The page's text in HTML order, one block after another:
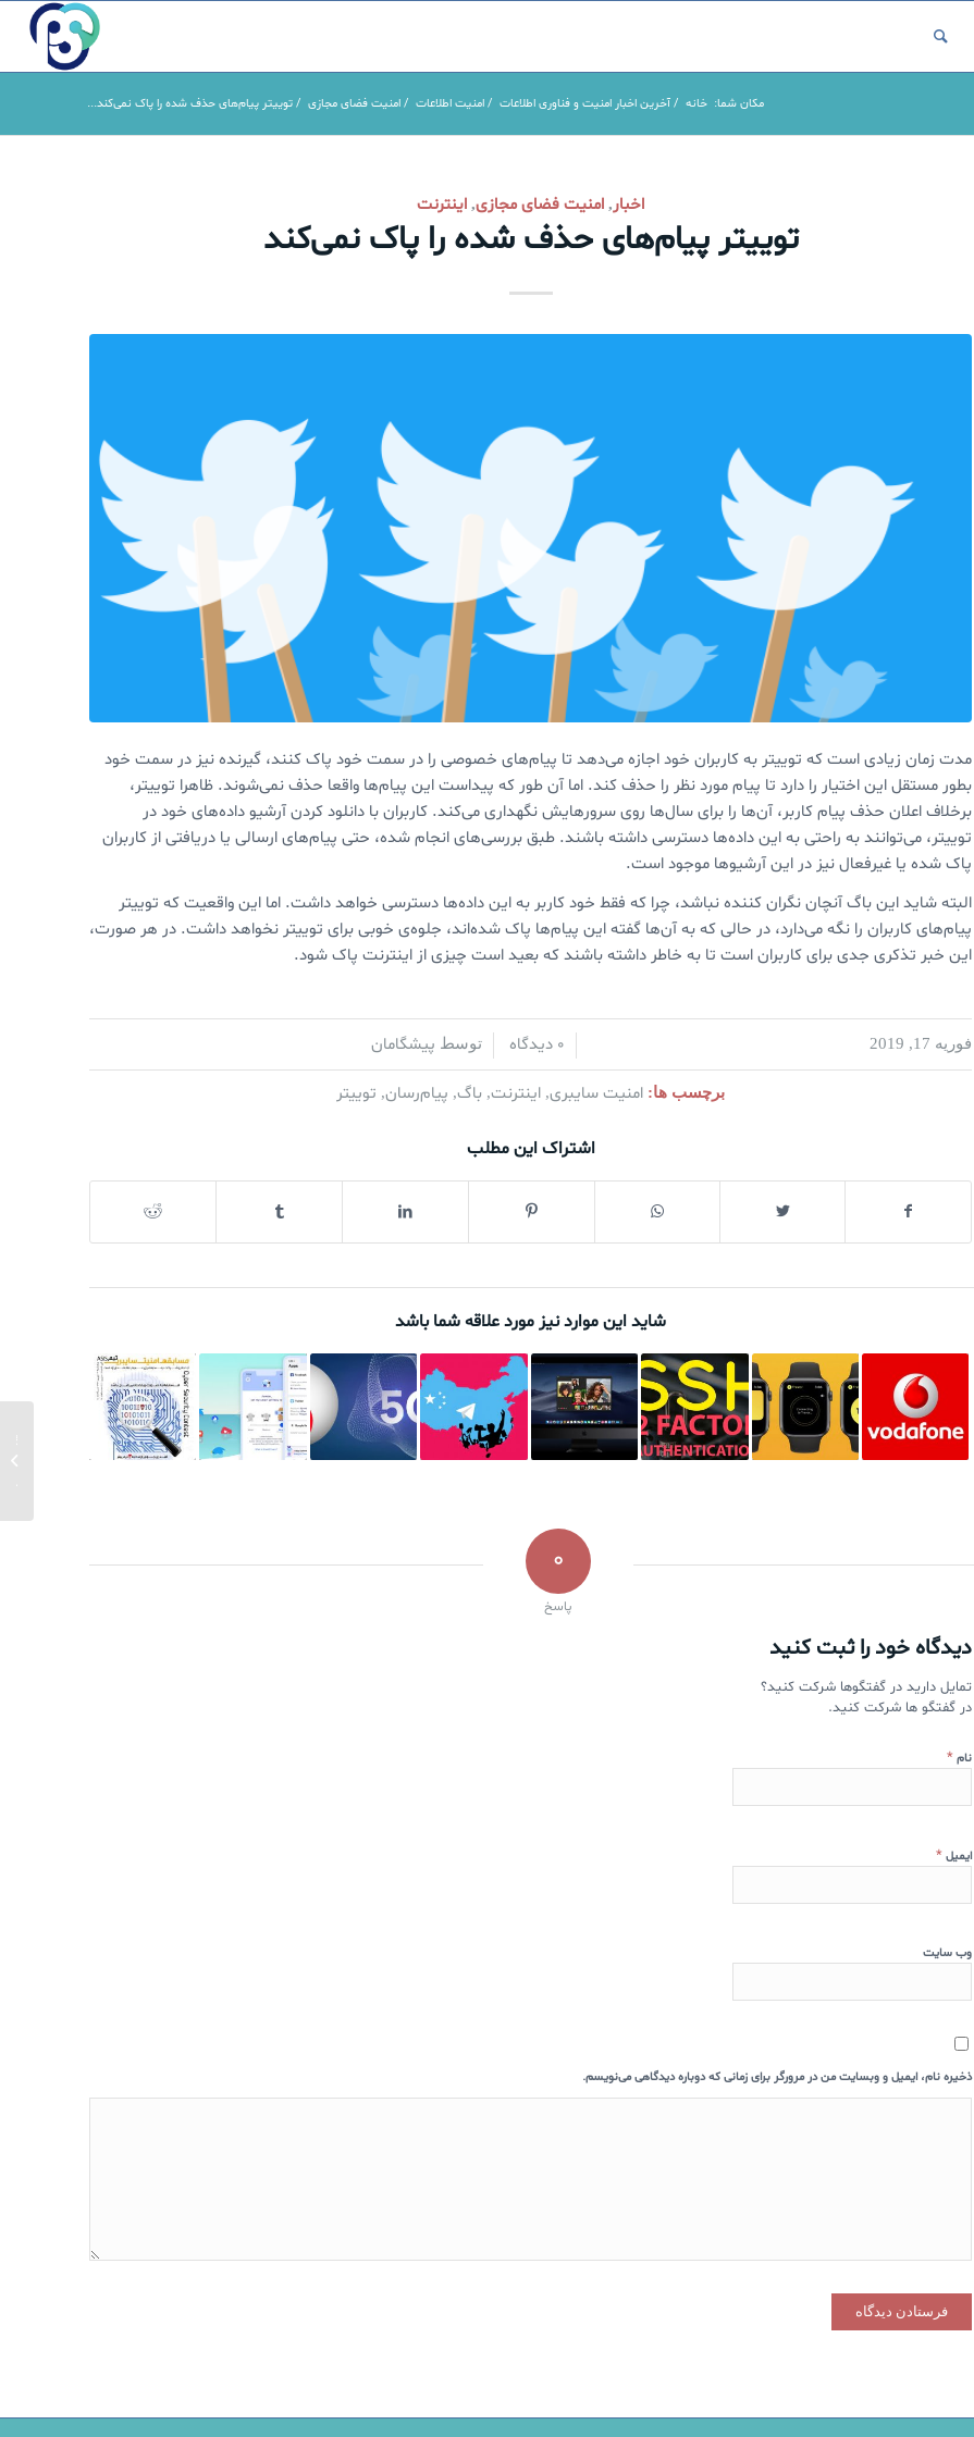
مکان شما: خانه / آخرین اخبار امنیت و فناوری اطلاعات / امنیت اطلاعات / امنیت فضای مجازی / توییتر پیام‌های حذف شده را پاک نمی‌کند...
اخبار, امنیت فضای مجازی, اینترنت
توییتر پیام‌های حذف شده را پاک نمی‌کند
مدت زمان زیادی است که توییتر به کاربران خود اجازه می‌دهد تا پیام‌های خصوصی را در سمت خود پاک کنند، گیرنده نیز در سمت خود
بطور مستقل این اختیار را دارد تا پیام مورد نظر را حذف کند. اما آن طور که پیداست این پیام‌ها واقعا حذف نمی‌شوند. ظاهرا توییتر،
برخلاف اعلان حذف پیام کاربر، آن‌ها را برای سال‌ها روی سرورهایش نگهداری می‌کند. کاربران با دانلود کردن آرشیو داده‌های خود در
توییتر، می‌توانند به راحتی به این داده‌ها دسترسی داشته باشند. طبق بررسی‌های انجام شده، حتی پیام‌های ارسالی یا دریافتی از کاربران
پاک شده یا غیرفعال نیز در این آرشیوها موجود است.
البته شاید این باگ آنچان نگران کننده نباشد، چرا که فقط خود کاربر به این داده‌ها دسترسی خواهد داشت. اما این واقعیت که توییتر
پیام‌های کاربران را نگه می‌دارد، در حالی که به آن‌ها گفته این پیام‌ها پاک شده‌اند، جلوه‌ی خوبی برای توییتر نخواهد داشت. در هر صورت،
این خبر تذکری جدی برای کاربران است تا به خاطر داشته باشند که بعید است چیزی از اینترنت پاک شود.
فوریه 17, 2019 0 دیدگاه/ توسط پیشگامان
برچسب ها: امنیت سایبری, اینترنت, باگ, پیام‌رسان, توییتر
اشتراک این مطلب
شاید این موارد نیز مورد علاقه شما باشد
0
پاسخ
دیدگاه خود را ثبت کنید
تمایل دارید در گفتگوها شرکت کنید؟
در گفتگو ها شرکت کنید.
نام *
ایمیل *
وب‌ سایت
ذخیره نام، ایمیل و وبسایت من در مرورگر برای زمانی که دوباره دیدگاهی می‌نویسم.
قطع